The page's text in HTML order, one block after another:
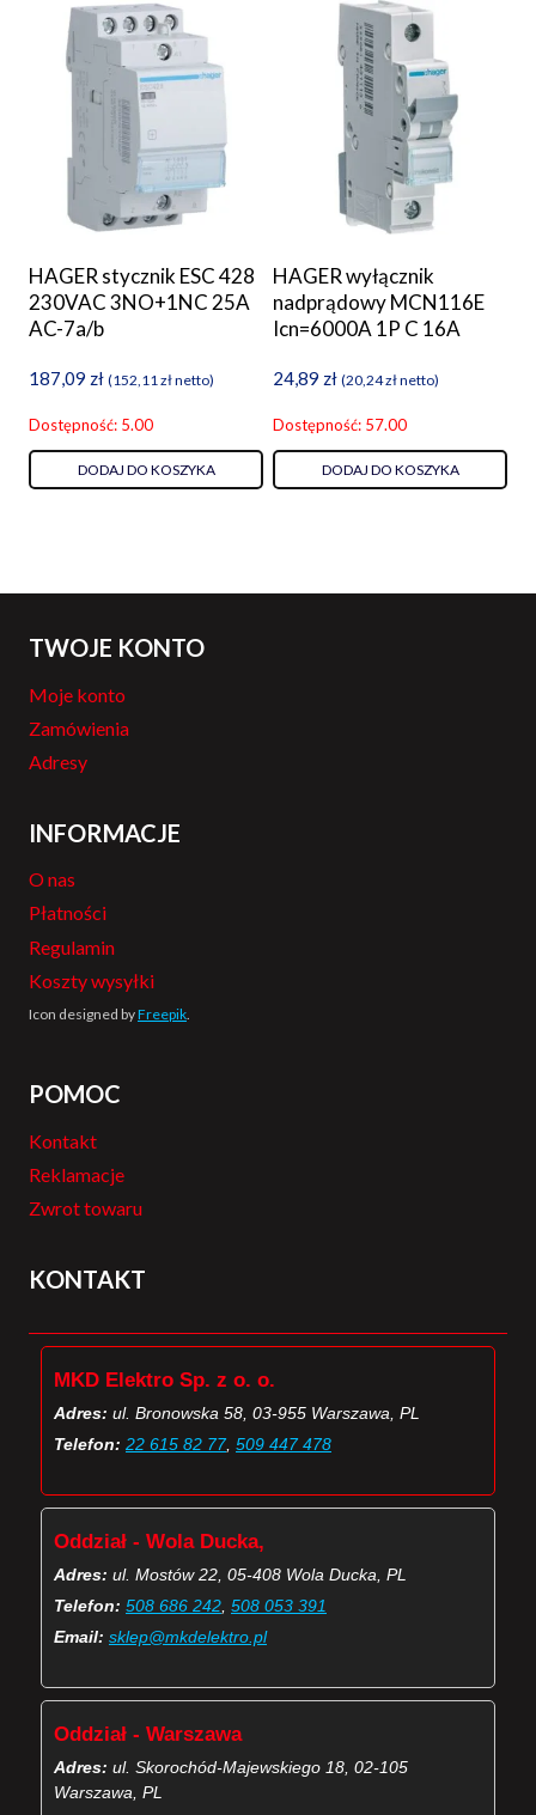
HAGER stycznik ESC 428
230VAC 3NO+1NC 25A
AC-7a/b
187,09 zł (152,11 złnetto)
Dostępność: 5.00
DODAJ DO KOSZYKA
HAGER wyłącznik
nadprądowy MCN116E
Icn=6000A 1P C 16A
24,89 zł (20,24złnetto)
Dostępność: 57.00
DODAJ DO KOSZYKA
TWOJE KONTO
Moje konto
Zamówienia
Adresy
INFORMACJE
O nas
Płatności
Regulamin
Koszty wysyłki
Icon designed byFreepik.
POMOC
Kontakt
Reklamacje
Zwrot towaru
KONTAKT
MKD Elektro Sp. z o. o.
Adres: ul. Bronowska 58, 03-955 Warszawa, PL
Telefon: 22 615 82 77, 509 447 478
Oddział - Wola Ducka,
Adres: ul. Mostów 22, 05-408 Wola Ducka, PL
Telefon: 508 686 242 508 053 391
Email: sklep@mkdelektro.pl
Oddział - Warszawa
Adres: ul. Skorochód-Majewskiego 18, 02-105
Warszawa, PL